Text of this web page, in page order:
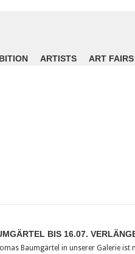
ARTISTS ART FAIRS
BIS 16.07.
Baumgärtel in unserer Galerie ist